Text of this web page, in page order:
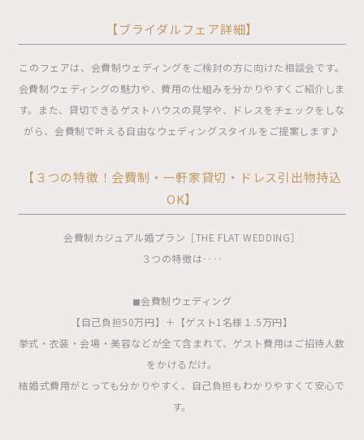
【ブライダルフェア詳細】
このフェアは、会費制ウェディングをご検討の方に向けた相談会です。
会費制ウェディングの魅力や、費用の仕組みを分かりやすくご紹介しま
す。また、貸切できるゲストハウスの見学や、ドレスをチェックをしな
がら、会費制で叶える自由なウェディングスタイルをご提案します♪
【３つの特徴！会費制・一軒家貸切・ドレス引出物持込
OK】
会費制カジュアル婚プラン［THE FLAT WEDDING］
３つの特徴は‥‥
◼︎会費制ウェディング
【自己負担50万円】＋【ゲスト1名様１.5万円】
挙式・衣装・会場・美容などが全て含まれて、ゲスト費用はご招待人数
をかけるだけ。
結婚式費用がとっても分かりやすく、自己負担もわかりやすくて安心で
す。